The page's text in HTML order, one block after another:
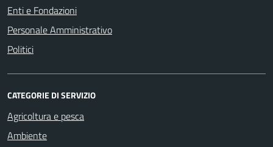
Enti e Fondazioni
Personale Amministrativo
Politici
CATEGORIE DI SERVIZIO
Agricoltura e pesca
Ambiente